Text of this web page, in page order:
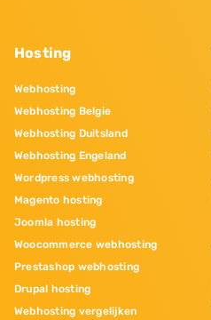
Hosting
Webhosting
Webhosting Belgie
Webhosting Duitsland
Webhosting Engeland
Wordpress webhosting
Magento hosting
Joomla hosting
Woocommerce webhosting
Prestashop webhosting
Drupal hosting
Webhosting vergelijken